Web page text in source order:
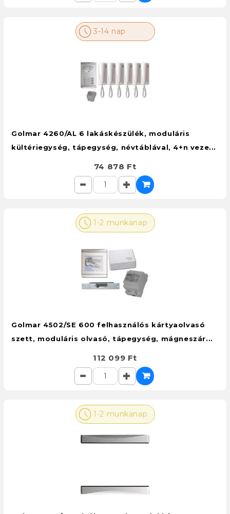
3-14 nap
Golmar 4260/AL 6 lakáskészülék, moduláris
kültériegység, tápegység, névtáblával, 4+n veze...
74 878 Ft
1-2 munkanap
Golmar 4502/SE 600 felhasználós kártyaolvasó
szett, moduláris olvasó, tápegység, mágneszár...
112 099 Ft
1-2 munkanap